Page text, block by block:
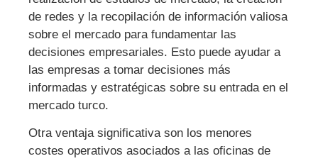
de redes y la recopilación de información valiosa
sobre el mercado para fundamentar las
decisiones empresariales. Esto puede ayudar a
las empresas a tomar decisiones más
informadas y estratégicas sobre su entrada en el
mercado turco.
Otra ventaja significativa son los menores
costes operativos asociados a las oficinas de